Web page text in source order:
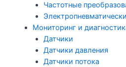
Частотные
Мониторинг и
Датчики
Датчики давления
Датчики потока